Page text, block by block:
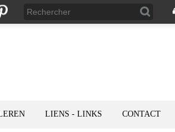
LIENS - LINKS CONTACT